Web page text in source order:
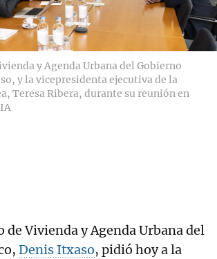
y Agenda Urbana del Gobierno
y la vicepresidenta ejecutiva de la
Teresa Ribera, durante su reunión en
de Vivienda y Agenda Urbana del
Denis Itxaso, pidió hoy a la